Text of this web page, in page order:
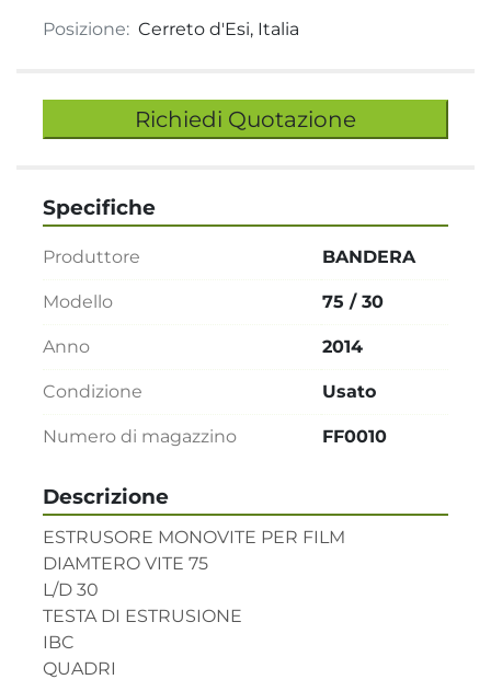
Posizione: Cerreto d'Esi, Italia
Richiedi Quotazione
Descrizione
ESTRUSORE MONOVITE PER FILM
DIAMTERO VITE 75
L/D 30
TESTA DI ESTRUSIONE
IBC
QUADRI
Specifiche
Produttore BANDERA
Modello 75 / 30
Anno 2014
Condizione Usato
Numero di magazzino FF0010